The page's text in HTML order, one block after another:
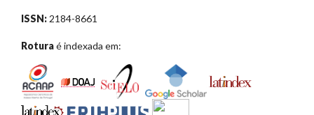
ISSN: 2184-8661
Roturaé indexada em: